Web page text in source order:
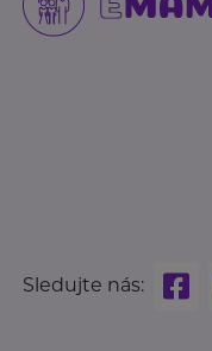
Sledujte nás: